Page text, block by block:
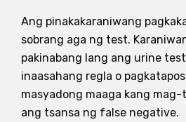
Ang pinakakaraniwang
sobrang aga ng test.
pakinabang lang ang urine
inaasahang regla o
masyadong maaga kang
ang tsansa ng false negative.